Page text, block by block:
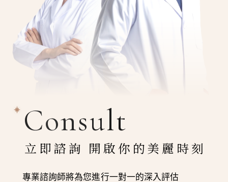
Consult
立即諮詢 開啟你的美麗時刻
專業諮詢師將為您進行一對一的深入評估